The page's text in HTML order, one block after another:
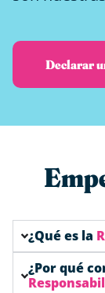
Declarar
¿Qué es la
¿Por qué